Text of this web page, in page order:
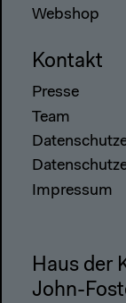
Webshop
Kontakt
Presse
Team
Impressum
Haus der
John-